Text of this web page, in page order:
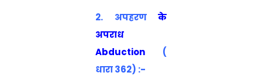
2. अपहरणके
अपराध
Abduction (
धारा 362) :-